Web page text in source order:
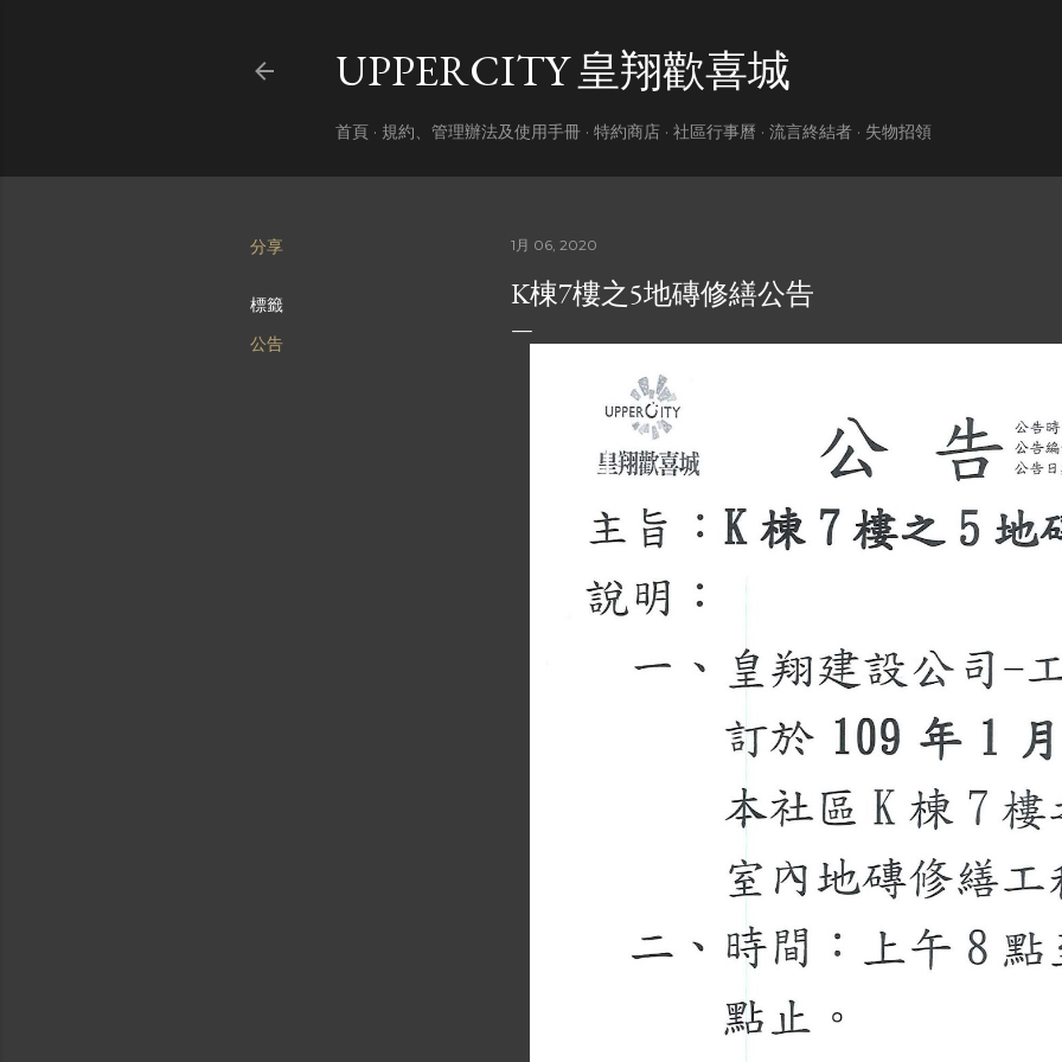
UPPERCITY 皇翔歡喜城
首頁 規約、管理辦法及使用手冊 特約商店 社區行事曆 流言終結者 失物招領
分享
標籤
公告
1月 06, 2020
K棟7樓之5地磚修繕公告